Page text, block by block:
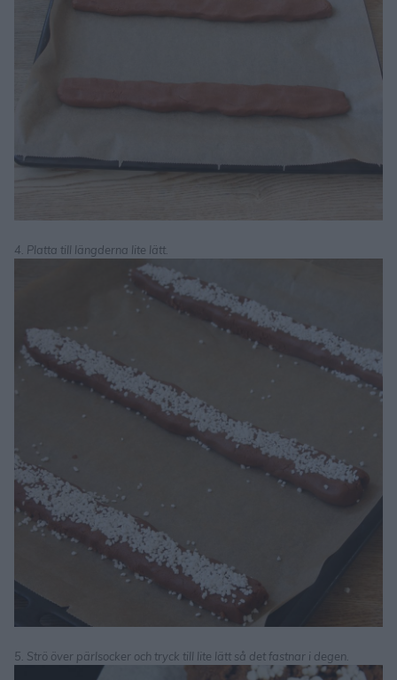
4. Platta till längderna lite lätt.
5. Strö över pärlsocker och tryck till lite lätt så det fastnar i degen.